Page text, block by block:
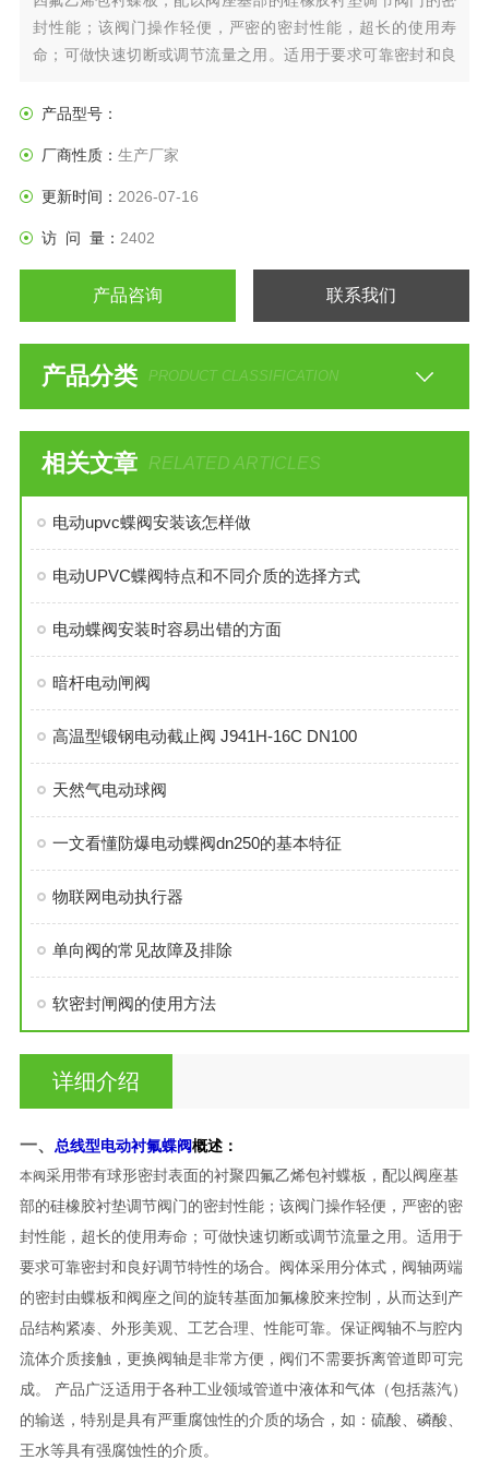
封性能；该阀门操作轻便，严密的密封性能，超长的使用寿
命；可做快速切断或调节流量之用。适用于要求可靠密封和良
和阀座之间的旋转基面加氟橡胶来控制，从而达到产品结构紧
产品型号：
厂商性质： 生产厂家
更新时间： 2026-07-16
访 问 量： 2402
产品咨询 联系我们
产品分类 PRODUCT CLASSIFICATION
相关文章 RELATED ARTICLES
电动upvc蝶阀安装该怎样做
电动UPVC蝶阀特点和不同介质的选择方式
电动蝶阀安装时容易出错的方面
暗杆电动闸阀
高温型锻钢电动截止阀 J941H-16C DN100
天然气电动球阀
一文看懂防爆电动蝶阀dn250的基本特征
物联网电动执行器
单向阀的常见故障及排除
软密封闸阀的使用方法
详细介绍
一、 总线型电动衬氟蝶阀概述：
本阀采用带有球形密封表面的衬聚四氟乙烯包衬蝶板，配以阀座基
部的硅橡胶衬垫调节阀门的密封性能；该阀门操作轻便，严密的密
封性能，超长的使用寿命；可做快速切断或调节流量之用。适用于
要求可靠密封和良好调节特性的场合。阀体采用分体式，阀轴两端
的密封由蝶板和阀座之间的旋转基面加氟橡胶来控制，从而达到产
品结构紧凑、外形美观、工艺合理、性能可靠。保证阀轴不与腔内
流体介质接触，更换阀轴是非常方便，阀们不需要拆离管道即可完
成。 产品广泛适用于各种工业领域管道中液体和气体（包括蒸汽）
的输送，特别是具有严重腐蚀性的介质的场合，如：硫酸、磷酸、
王水等具有强腐蚀性的介质。